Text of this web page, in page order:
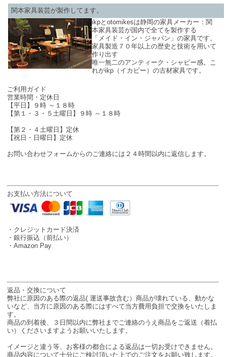
関本家具装芸が製作してます。
ikpとotomikesは静岡の家具メーカー：関
本家具装芸が国内で全てを製作する
「メイド・イン・ジャパン」の家具です。
家具製造７０年以上の歴史と技術を用いて
作り出す
唯一無二のアンティーク・シャビー感。こ
れがikp（イカピー）の古材家具です。
ご利用ガイド
営業時間・定休日
【平日】９時 ～１８時
【第１・３・５土曜日】９時 ～１８時
【第２・４土曜日】定休
【祝日・日曜日】定休
お問い合わせフォームからのご連絡には２４時間以内に返信します。
お支払い方法について
・クレジットカード決済
・銀行振込（前払い）
・Amazon Pay
返品・交換について
弊社に原因のある際の返品( 運送事故含む）商品が壊れている、動かな
いなど、当方に原因のある際にはすべて当方費用負担で交換をいたしま
す。
商品の到着後、３日間以内に弊社までご連絡のうえ商品をご返送（着払
い）くださいますようお願いいたします。
イメージと違う等、お客様の都合による返品は一切お受けできません。
商品内容について十分にご検討頂いた上でのご注文をお願い致します。